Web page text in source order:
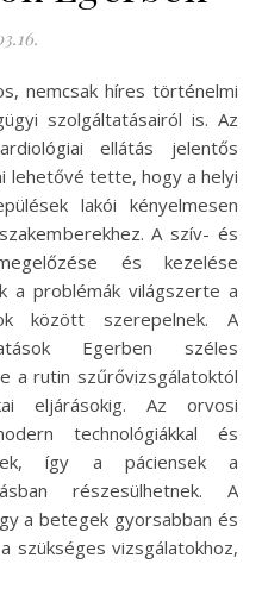
szolgáltatásairól is. Az
ellátás jelentős
lehetővé tette, hogy a helyi
lakói kényelmesen
A szív- és
és kezelése
a problémák világszerte a
között szerepelnek. A
Egerben széles
a rutin szűrővizsgálatoktól
eljárásokig. Az orvosi
technológiákkal és
így a páciensek a
részesülhetnek. A
a betegek gyorsabban és
szükséges vizsgálatokhoz,